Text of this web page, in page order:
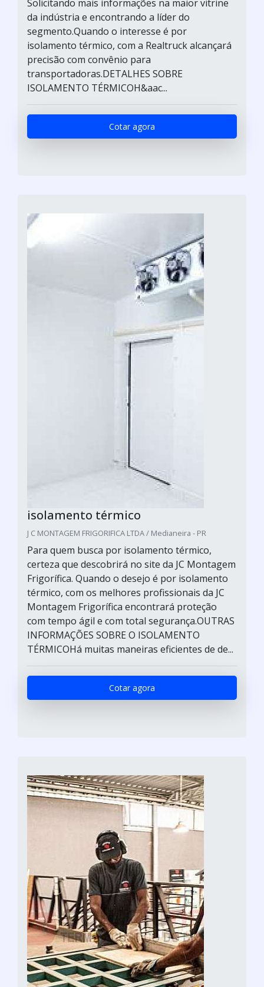
Solicitando mais informações na maior vitrine
da indústria e encontrando a líder do
segmento.Quando o interesse é por
isolamento térmico, com a Realtruck alcançará
precisão com convênio para
transportadoras.DETALHES SOBRE
ISOLAMENTO TÉRMICOH&aac...
Cotar agora
isolamento térmico
J C MONTAGEM FRIGORIFICA LTDA / Medianeira - PR
Para quem busca por isolamento térmico,
certeza que descobrirá no site da JC Montagem
Frigorífica. Quando o desejo é por isolamento
térmico, com os melhores profissionais da JC
Montagem Frigorífica encontrará proteção
com tempo ágil e com total segurança.OUTRAS
INFORMAÇÕES SOBRE O ISOLAMENTO
TÉRMICOHá muitas maneiras eficientes de de...
Cotar agora